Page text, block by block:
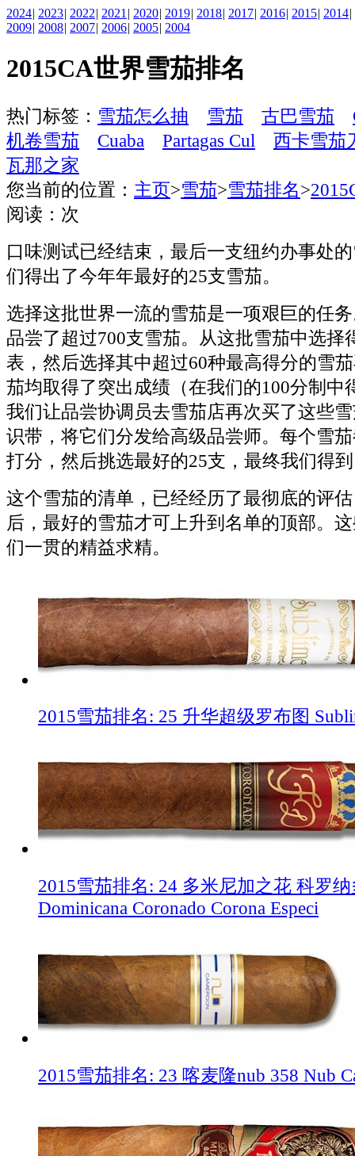
2024| 2023| 2022| 2021 | 2020| 2019| 2018| 2017| 2016| 2015| 2014|
2009| 2008| 2007| 2006| 2005| 2004
2015CA世界雪茄排名
热门标签： 雪茄怎么抽 雪茄 古巴雪茄
机卷雪茄
Cuaba Partagas Cul
西卡雪茄
瓦那之家
您当前的位置： 主页>雪茄>雪茄排名>
阅读： 次
口味测试已经结束，最后一支纽约办事处
们得出了今年年最好的25支雪茄。
选择这批世界一流的雪茄是一项艰巨的任
品尝了超过700支雪茄。从这批雪茄中选择
表，然后选择其中超过60种最高得分的雪
茄均取得了突出成绩（在我们的100分制中
我们让品尝协调员去雪茄店再次买了这些
识带，将它们分发给高级品尝师。每个雪
打分，然后挑选最好的25支，最终我们得
这个雪茄的清单，已经经历了最彻底的评
后，最好的雪茄才可上升到名单的顶部。
们一贯的精益求精。
2015雪茄排名: 25 升华超级罗布图
2015雪茄排名: 24 多米尼加之花 科罗
Dominicana Coronado Corona Especi
2015雪茄排名: 23 喀麦隆nub 358 Nub